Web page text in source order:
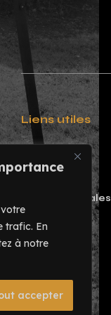
trafic. En
à notre
accepter
Liens utiles
Usinage
Mentions légales